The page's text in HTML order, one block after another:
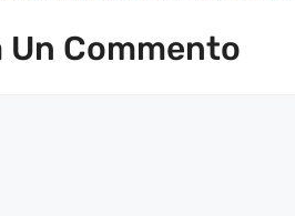
Un Commento